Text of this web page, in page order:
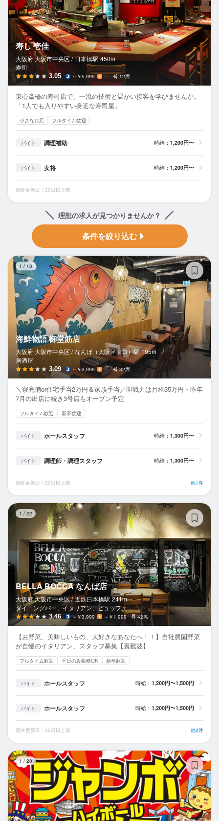
寿し 壱佳
大阪府 大阪市中央区 / 日本橋駅 450m
寿司
3.05 ～￥5,999 － 12席
東心斎橋の寿司店で、一流の技術と温かい接客を学びませんか。
「1人でも入りやすい身近な寿司屋」
小さなお店 フルタイム歓迎
バイト 調理補助 時給： 1,200円〜
バイト 女将 時給： 1,200円〜
最終更新日：30日以上前
理想の求人が見つかりませんか？
条件を絞り込む
1 / 13
海鮮物語 御堂筋店
大阪府 大阪市中央区 / なんば（大阪メトロ）駅 195m
居酒屋
3.09 ～￥3,999 － 32席
＼寮完備or住宅手当2万円＆家族手当／即戦力は月給35万円・昨年
7月の出店に続き3号店もオープン予定
フルタイム歓迎 新卒歓迎
バイト ホールスタッフ 時給： 1,300円〜
バイト 調理師・調理スタッフ 時給： 1,300円〜
最終更新日：30日以上前 他1件
1 / 22
BELLA BOCCA なんば店
大阪府 大阪市中央区 / 近鉄日本橋駅 241m
ダイニングバー、イタリアン、ビュッフェ
3.46 ～￥3,999 ～￥1,999 42席
【お野菜、美味しいもの、大好きなあなたへ！！】自社農園野菜
が自慢のイタリアン、スタッフ募集【裏難波】
フルタイム歓迎 平日のみ勤務OK 新卒歓迎
バイト ホールスタッフ 時給： 1,200円〜1,500円
バイト ホールスタッフ 時給： 1,200円〜1,500円
最終更新日：30日以上前 他2件
1/20